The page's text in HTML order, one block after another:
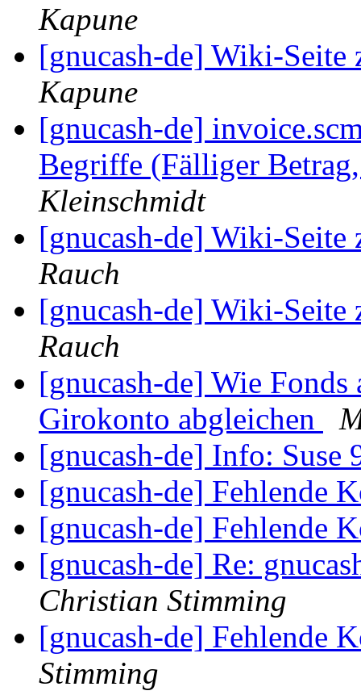
Kapune
[gnucash-de] Wiki-
Kapune
[gnucash-de]
Begriffe (Fälliger
Kleinschmidt
[gnucash-de] Wiki-
Rauch
[gnucash-de] Wiki-
Rauch
[gnucash-de] Wie
Girokonto abgleichen
[gnucash-de] Info: Suse
[gnucash-de] Fehlende
[gnucash-de] Fehlende
[gnucash-de] Re:
Christian Stimming
[gnucash-de] Fehlende
Stimming